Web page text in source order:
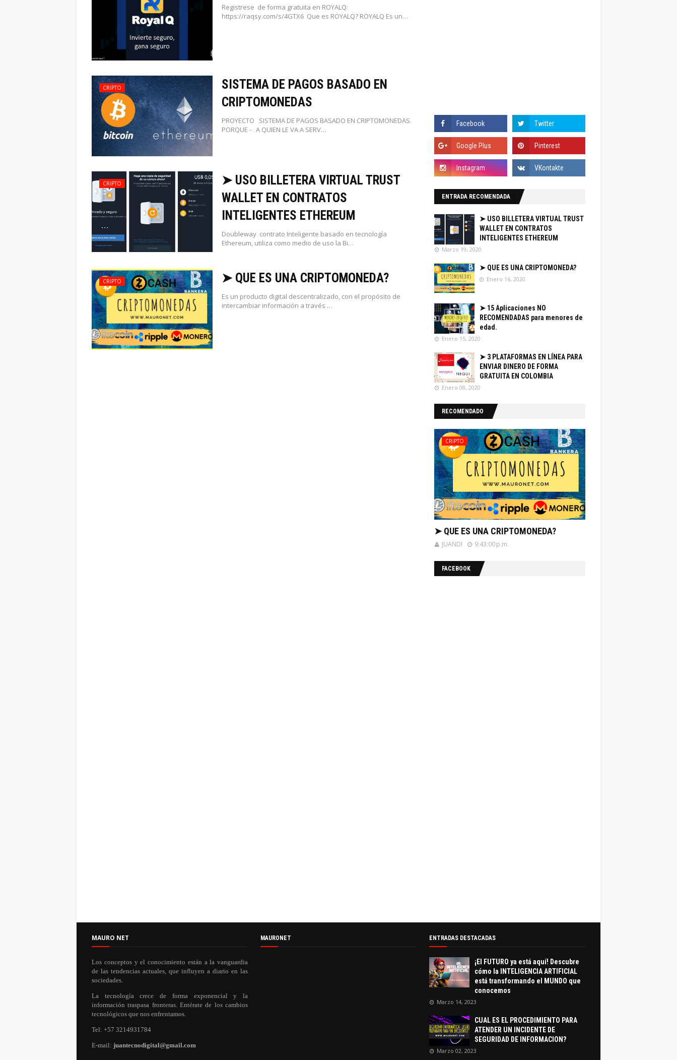
Registrese de forma gratuita en ROYALQ:
https://raqsy.com/s/4GTX6 Que es ROYALQ? ROYALQ Es un…
CRIPTO
SISTEMA DE PAGOS BASADO EN
CRIPTOMONEDAS
PROYECTO SISTEMA DE PAGOS BASADO EN CRIPTOMONEDAS.
PORQUE - A QUIEN LE VA A SERV…
CRIPTO
➤ USO BILLETERA VIRTUAL TRUST
WALLET EN CONTRATOS
INTELIGENTES ETHEREUM
Doubleway contrato Inteligente basado en tecnología
Ethereum, utiliza como medio de uso la Bi…
CRIPTO ➤ QUE ES UNA CRIPTOMONEDA?
Es un producto digital descentralizado, con el propósito de
intercambiar información a través …
ENTRADA RECOMENDADA
➤ USO BILLETERA VIRTUAL TRUST
WALLET EN CONTRATOS
INTELIGENTES ETHEREUM
Marzo 19, 2020
➤ QUE ES UNA CRIPTOMONEDA?
Enero 16, 2020
➤ 15 Aplicaciones NO
RECOMENDADAS para menores de
edad.
Enero 15, 2020
➤ 3 PLATAFORMAS EN LÍNEA PARA
ENVIAR DINERO DE FORMA
GRATUITA EN COLOMBIA
Enero 08, 2020
RECOMENDADO
CRIPTO
➤ QUE ES UNA CRIPTOMONEDA?
JUANDI 9:43:00 p.m.
FACEBOOK
MAURO NET
Los conceptos y el conocimiento están a la vanguardia
de las tendencias actuales, que influyen a diario en las
sociedades.
La tecnología crece de forma exponencial y la
información traspasa fronteras. Entérate de los cambios
tecnológicos que nos enfrentamos.
Tel: +57 3214931784
E-mail: juantecnodigital@gmail.com
MAURONET ENTRADAS DESTACADAS
¡El FUTURO ya está aquí! Descubre
cómo la INTELIGENCIA ARTIFICIAL
está transformando el MUNDO que
conocemos
Marzo 14, 2023
CUAL ES EL PROCEDIMIENTO PARA
ATENDER UN INCIDENTE DE
SEGURIDAD DE INFORMACION?
Marzo 02, 2023